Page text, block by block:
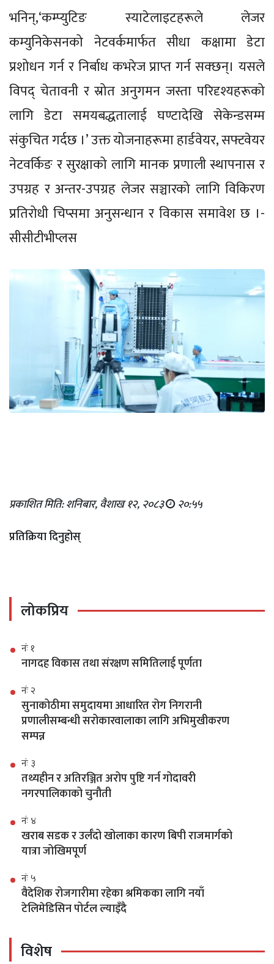
भनिन्,‘कम्प्युटिङ स्याटेलाइटहरूले लेजर
कम्युनिकेसनको नेटवर्कमार्फत सीधा कक्षामा डेटा
प्रशोधन गर्न र निर्बाध कभरेज प्राप्त गर्न सक्छन्। यसले
विपद् चेतावनी र स्रोत अनुगमन जस्ता परिदृश्यहरूको
लागि डेटा समयबद्धतालाई घण्टादेखि सेकेन्डसम्म
संकुचित गर्दछ ।’ उक्त योजनाहरूमा हार्डवेयर, सफ्टवेयर
नेटवर्किङ र सुरक्षाको लागि मानक प्रणाली स्थापनास र
उपग्रह र अन्तर-उपग्रह लेजर सञ्चारको लागि विकिरण
प्रतिरोधी चिप्समा अनुसन्धान र विकास समावेश छ ।-
सीसीटीभीप्लस
प्रकाशित मिति: शनिबार, वैशाख १२, २०८३ २०:५५
प्रतिक्रिया दिनुहोस्
लोकप्रिय
नंः १
नागदह विकास तथा संरक्षण समितिलाई पूर्णता
नंः २
सुनाकोठीमा समुदायमा आधारित रोग निगरानी
प्रणालीसम्बन्धी सरोकारवालाका लागि अभिमुखीकरण
सम्पन्न
नंः ३
तथ्यहीन र अतिरञ्जित अरोप पुष्टि गर्न गोदावरी
नगरपालिकाको चुनौती
नंः ४
खराब सडक र उर्लँदो खोलाका कारण बिपी राजमार्गको
यात्रा जोखिमपूर्ण
नंः ५
वैदेशिक रोजगारीमा रहेका श्रमिकका लागि नयाँ
टेलिमेडिसिन पोर्टल ल्याइँदै
विशेष